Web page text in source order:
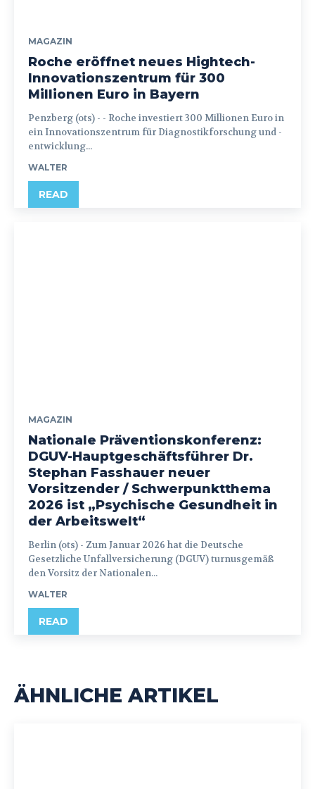
MAGAZIN
Roche eröffnet neues Hightech-
Innovationszentrum für 300
Millionen Euro in Bayern
Penzberg (ots) - - Roche investiert 300 Millionen Euro in
ein Innovationszentrum für Diagnostikforschung und -
entwicklung...
WALTER
READ
MAGAZIN
Nationale Präventionskonferenz:
DGUV-Hauptgeschäftsführer Dr.
Stephan Fasshauer neuer
Vorsitzender / Schwerpunktthema
2026 ist „Psychische Gesundheit in
der Arbeitswelt“
Berlin (ots) - Zum Januar 2026 hat die Deutsche
Gesetzliche Unfallversicherung (DGUV) turnusgemäß
den Vorsitz der Nationalen...
WALTER
READ
ÄHNLICHE ARTIKEL